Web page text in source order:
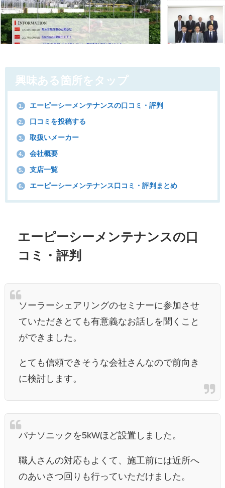
興味ある箇所をタップ
1. エーピーシーメンテナンスの口コミ・評判
2. 口コミを投稿する
3. 取扱いメーカー
4. 会社概要
5. 支店一覧
6. エーピーシーメンテナンス口コミ・評判まとめ
エーピーシーメンテナンスの口
コミ・評判
ソーラーシェアリングのセミナーに参加させ
ていただきとても有意義なお話しを聞くこと
ができました。
とても信頼できそうな会社さんなので前向き
に検討します。
パナソニックを5kWほど設置しました。
職人さんの対応もよくて、施工前には近所へ
のあいさつ回りも行っていただけました。